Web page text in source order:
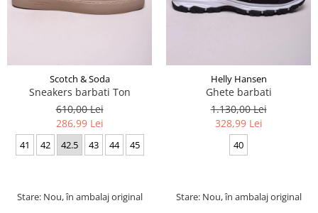
Scotch & Soda
Sneakers barbati Ton
610,00 Lei
286,99 Lei
41 42 42.5 43 44 45
Stare: Nou, în ambalaj original
Helly Hansen
Ghete barbati
1.130,00 Lei
328,99 Lei
40
Stare: Nou, în ambalaj original